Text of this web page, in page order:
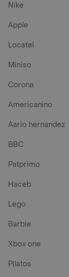
Nike
Apple
Locatel
Miniso
Corona
Americanino
Aario hernandez
BBC
Patprimo
Haceb
Lego
Barbie
Xbox one
Pilatos